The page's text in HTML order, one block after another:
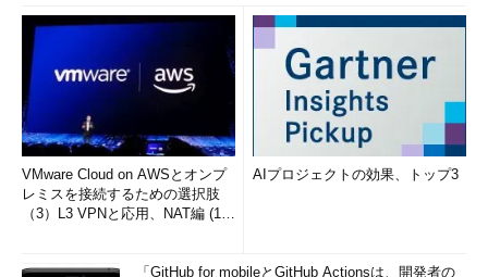
VMware Cloud on AWSとオンプ
レミスを接続するための選択肢
（3）L3 VPNと応用、NAT編 (1/
AIプロジェクトの効果、トップ3
「GitHub for mobileとGitHub Actionsは、開発者の